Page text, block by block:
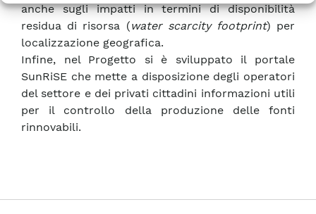
anche sugli impatti in termini di disponibilità
residua di risorsa (water scarcity footprint) per
localizzazione geografica.
Infine, nel Progetto si è sviluppato il portale
SunRiSE che mette a disposizione degli operatori
del settore e dei privati cittadini informazioni utili
per il controllo della produzione delle fonti
rinnovabili.